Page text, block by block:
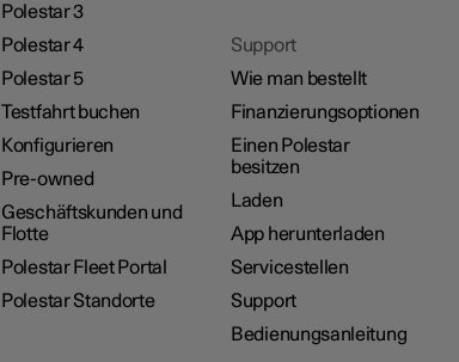
Polestar 3
Polestar 4
Polestar 5
Testfahrt buchen
Konfigurieren
Pre-owned
Geschäftskunden und
Flotte
Polestar Fleet Portal
Polestar Standorte
Support
Wie man bestellt
Finanzierungsoptionen
Einen Polestar
besitzen
Laden
App herunterladen
Servicestellen
Support
Bedienungsanleitung